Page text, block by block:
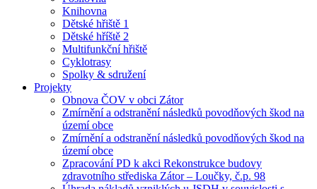
Knihovna
Dětské hřiště 1
Dětské hříště 2
Multifunkční hřiště
Cyklotrasy
Spolky & sdružení
Projekty
Obnova ČOV v obci Zátor
Zmírnění a odstranění následků povodňových škod na
území obce
Zmírnění a odstranění následků povodňových škod na
území obce
Zpracování PD k akci Rekonstrukce budovy
zdravotního střediska Zátor – Loučky, č.p. 98